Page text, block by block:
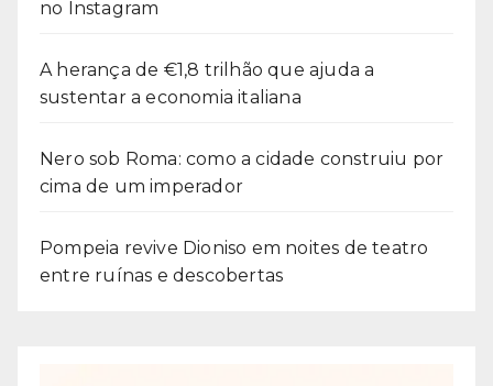
no Instagram
A herança de €1,8 trilhão que ajuda a
sustentar a economia italiana
Nero sob Roma: como a cidade construiu por
cima de um imperador
Pompeia revive Dioniso em noites de teatro
entre ruínas e descobertas